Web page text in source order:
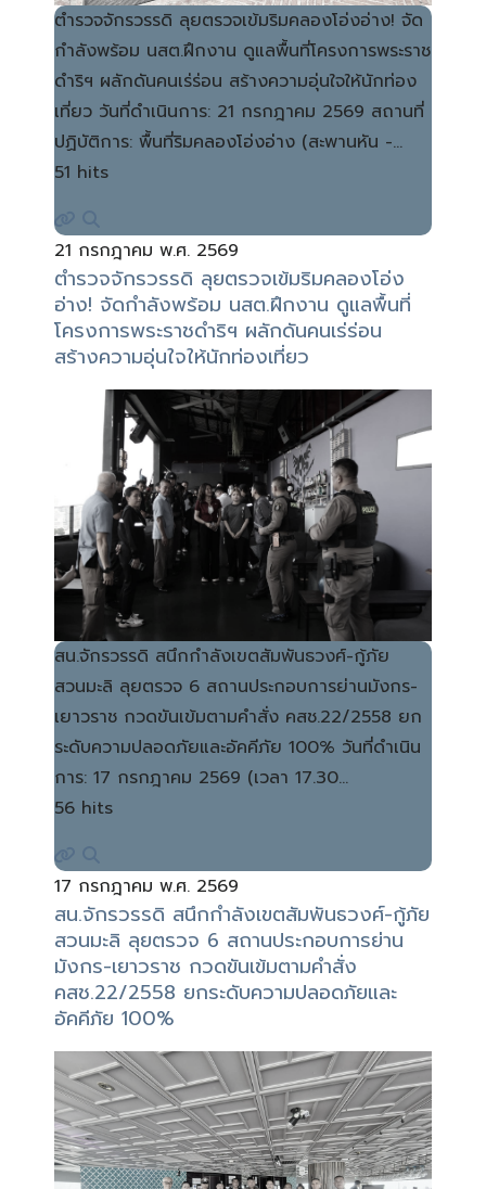
ตำรวจจักรวรรดิ ลุยตรวจเข้มริมคลองโอ่งอ่าง! จัด
กำลังพร้อม นสต.ฝึกงาน ดูแลพื้นที่โครงการพระราช
ดำริฯ ผลักดันคนเร่ร่อน สร้างความอุ่นใจให้นักท่อง
เที่ยว วันที่ดำเนินการ: 21 กรกฎาคม 2569 สถานที่
ปฏิบัติการ: พื้นที่ริมคลองโอ่งอ่าง (สะพานหัน -…
51 hits
21 กรกฎาคม พ.ศ. 2569
ตำรวจจักรวรรดิ ลุยตรวจเข้มริมคลองโอ่ง
อ่าง! จัดกำลังพร้อม นสต.ฝึกงาน ดูแลพื้นที่
โครงการพระราชดำริฯ ผลักดันคนเร่ร่อน
สร้างความอุ่นใจให้นักท่องเที่ยว
สน.จักรวรรดิ สนึกกำลังเขตสัมพันธวงศ์-กู้ภัย
สวนมะลิ ลุยตรวจ 6 สถานประกอบการย่านมังกร-
เยาวราช กวดขันเข้มตามคำสั่ง คสช.22/2558 ยก
ระดับความปลอดภัยและอัคคีภัย 100% วันที่ดำเนิน
การ: 17 กรกฎาคม 2569 (เวลา 17.30…
56 hits
17 กรกฎาคม พ.ศ. 2569
สน.จักรวรรดิ สนึกกำลังเขตสัมพันธวงศ์-กู้ภัย
สวนมะลิ ลุยตรวจ 6 สถานประกอบการย่าน
มังกร-เยาวราช กวดขันเข้มตามคำสั่ง
คสช.22/2558 ยกระดับความปลอดภัยและ
อัคคีภัย 100%